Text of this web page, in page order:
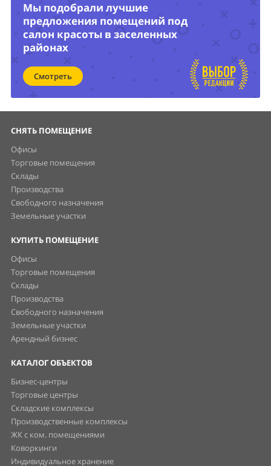
Мы подобрали лучшие
предложения помещений под
салон красоты в заселенных
районах
Смотреть
СНЯТЬ ПОМЕЩЕНИЕ
Офисы
Торговые помещения
Склады
Производства
Свободного назначения
Земельные участки
КУПИТЬ ПОМЕЩЕНИЕ
Офисы
Торговые помещения
Склады
Производства
Свободного назначения
Земельные участки
Арендный бизнес
КАТАЛОГ ОБЪЕКТОВ
Бизнес-центры
Торговые центры
Складские комплексы
Производственные комплексы
ЖК с ком. помещениями
Коворкинги
Индивидуальное хранение